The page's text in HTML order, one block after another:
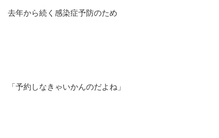
去年から続く感染症予防のため
「予約しなきゃいかんのだよね」